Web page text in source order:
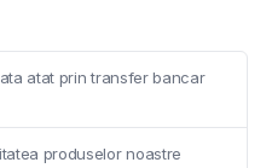
atat prin transfer bancar
produselor noastre